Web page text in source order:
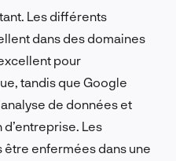
Les différents
dans des domaines
pour
tandis que Google
de données et
d’entreprise. Les
enfermées dans une